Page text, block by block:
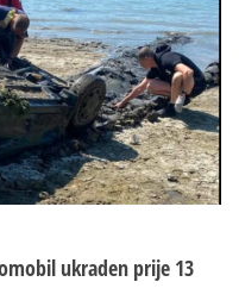
ukraden prije 13